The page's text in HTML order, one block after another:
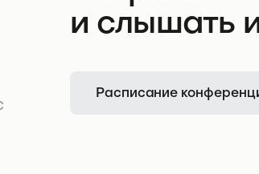
и слышать
Расписание